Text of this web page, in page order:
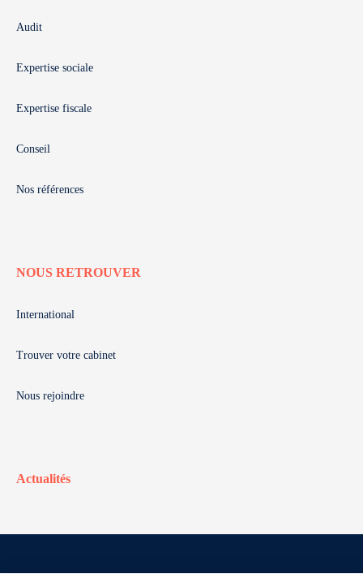
Audit
Expertise sociale
Expertise fiscale
Conseil
Nos références
NOUS RETROUVER
International
Trouver votre cabinet
Nous rejoindre
Actualités